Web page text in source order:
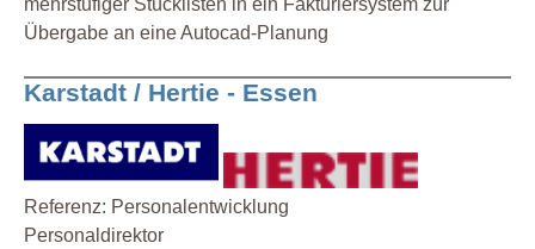
Übergabe an eine Autocad-Planung
Karstadt / Hertie - Essen
Referenz: Personalentwicklung
Personaldirektor